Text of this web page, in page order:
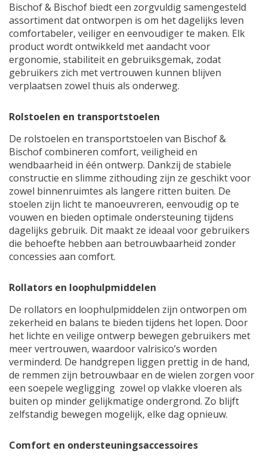
Bischof & Bischof biedt een zorgvuldig samengesteld
assortiment dat ontworpen is om het dagelijks leven
comfortabeler, veiliger en eenvoudiger te maken. Elk
product wordt ontwikkeld met aandacht voor
ergonomie, stabiliteit en gebruiksgemak, zodat
gebruikers zich met vertrouwen kunnen blijven
verplaatsen zowel thuis als onderweg.
Rolstoelen en transportstoelen
De rolstoelen en transportstoelen van Bischof &
Bischof combineren comfort, veiligheid en
wendbaarheid in één ontwerp. Dankzij de stabiele
constructie en slimme zithouding zijn ze geschikt voor
zowel binnenruimtes als langere ritten buiten. De
stoelen zijn licht te manoeuvreren, eenvoudig op te
vouwen en bieden optimale ondersteuning tijdens
dagelijks gebruik. Dit maakt ze ideaal voor gebruikers
die behoefte hebben aan betrouwbaarheid zonder
concessies aan comfort.
Rollators en loophulpmiddelen
De rollators en loophulpmiddelen zijn ontworpen om
zekerheid en balans te bieden tijdens het lopen. Door
het lichte en veilige ontwerp bewegen gebruikers met
meer vertrouwen, waardoor valrisico’s worden
verminderd. De handgrepen liggen prettig in de hand,
de remmen zijn betrouwbaar en de wielen zorgen voor
een soepele wegligging zowel op vlakke vloeren als
buiten op minder gelijkmatige ondergrond. Zo blijft
zelfstandig bewegen mogelijk, elke dag opnieuw.
Comfort en ondersteuningsaccessoires